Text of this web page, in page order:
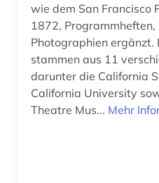
carl (1)
carl maria von (1)
carl
wie dem San Francisco
1872,
Photographien ergänzt.
stammen aus 11
darunter die California
California University
Theatre Mus... Mehr